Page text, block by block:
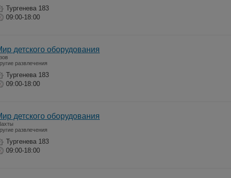
Тургенева 183
09:00-18:00
детского оборудования
развлечения
Тургенева 183
09:00-18:00
детского оборудования
развлечения
Тургенева 183
09:00-18:00